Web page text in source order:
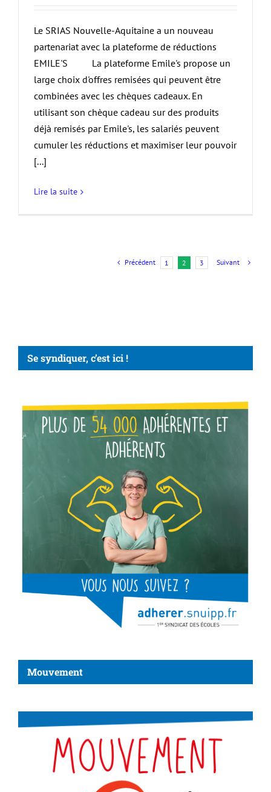
Le SRIAS Nouvelle-Aquitaine a un nouveau
partenariat avec la plateforme de réductions
EMILE'S La plateforme Emile's propose un
large choix d'offres remisées qui peuvent être
combinées avec les chèques cadeaux. En
utilisant son chèque cadeau sur des produits
déjà remisés par Emile's, les salariés peuvent
cumuler les réductions et maximiser leur pouvoir
[...]
Lire la suite
Précédent 1 2 3 Suivant
Se syndiquer, c’est ici !
Mouvement